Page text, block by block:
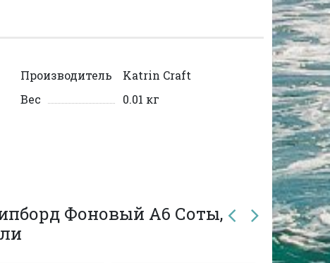
Производитель
Katrin Craft
Вес
0.01 кг
Фоновый А6 Соты,